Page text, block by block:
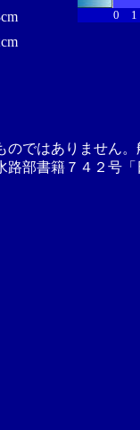
0 1
のではありません
部書籍７４２号